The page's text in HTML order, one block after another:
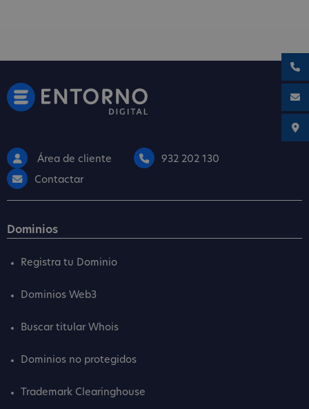
Área de cliente
932 202 130
Contactar
Dominios
Registra tu Dominio
Dominios Web3
Buscar titular Whois
Dominios no protegidos
Trademark Clearinghouse